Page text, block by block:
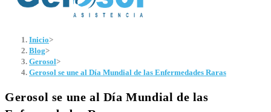
Inicio>
Blog>
Gerosol>
Gerosol se une al Día Mundial de las Enfermedades Raras
Gerosol se une al Día Mundial de las